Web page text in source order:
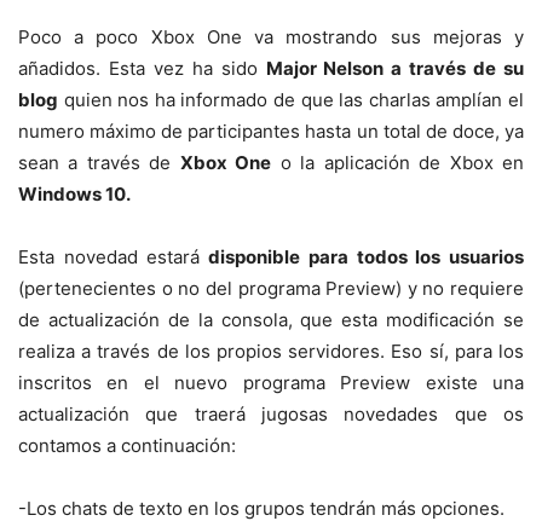
Poco a poco Xbox One va mostrando sus mejoras y
añadidos. Esta vez ha sido Major Nelson a través de su
blog quien nos ha informado de que las charlas amplían el
numero máximo de participantes hasta un total de doce, ya
sean a través de Xbox One o la aplicación de Xbox en
Windows 10.
Esta novedad estará disponible para todos los usuarios
(pertenecientes o no del programa Preview) y no requiere
de actualización de la consola, que esta modificación se
realiza a través de los propios servidores. Eso sí, para los
inscritos en el nuevo programa Preview existe una
actualización que traerá jugosas novedades que os
contamos a continuación:
-Los chats de texto en los grupos tendrán más opciones.